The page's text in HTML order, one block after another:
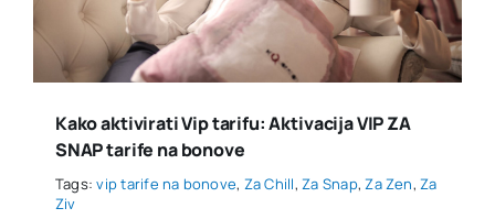
Kako aktivirati Vip tarifu: Aktivacija VIP ZA
SNAP tarife na bonove
Tags:vip tarife na bonove, Za Chill,Za Snap,Za Zen,Za
Ziv